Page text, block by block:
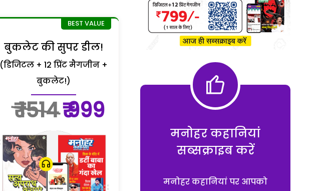
बुकलेट की सुपर डील!
(डिजिटल + 12 प्रिंट मैगजीन +
बुकलेट!)
₹ 1514₹ 999
मनोहर कहानियां
सब्सक्राइब करें
मनोहर कहानियां पर आपको